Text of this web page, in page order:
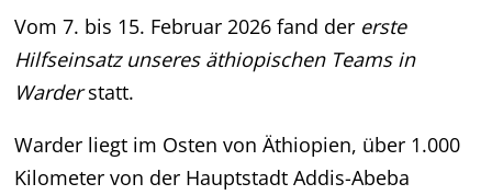
Vom 7. bis 15. Februar 2026 fand der erste
Hilfseinsatz unseres äthiopischen Teams in
Warderstatt.
Warder liegt im Osten von Äthiopien, über 1.000
Kilometer von der Hauptstadt Addis-Abeba